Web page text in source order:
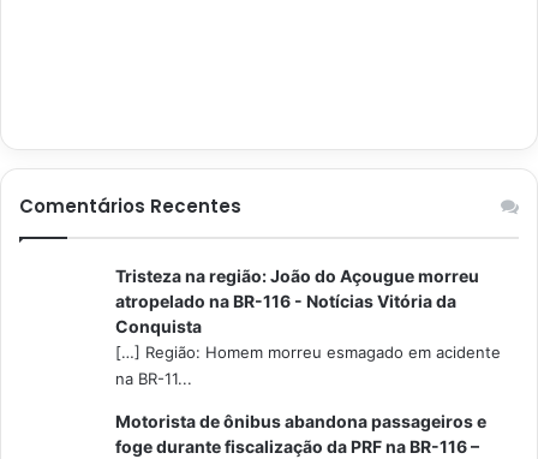
Comentários Recentes
Tristeza na região: João do Açougue morreu
atropelado na BR-116 - Notícias Vitória da
Conquista
[…] Região: Homem morreu esmagado em acidente
na BR-11...
Motorista de ônibus abandona passageiros e
foge durante fiscalização da PRF na BR-116 –